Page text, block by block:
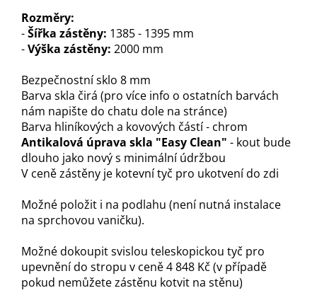
Rozměry:
-Šířka zástěny: 1385 - 1395 mm
-Výška zástěny: 2000 mm
Bezpečnostní sklo 8 mm
Barva skla čirá (pro více info o ostatních barvách
nám napište do chatu dole na stránce)
Barva hliníkových a kovových částí - chrom
Antikalová úprava skla "Easy Clean" - kout bude
dlouho jako nový s minimální údržbou
V ceně zástěny je kotevní tyč pro ukotvení do zdi
Možné položit i na podlahu (není nutná instalace
na sprchovou vaničku).
Možné dokoupit svislou teleskopickou tyč pro
upevnění do stropu v ceně 4 848 Kč (v případě
pokud nemůžete zástěnu kotvit na stěnu)